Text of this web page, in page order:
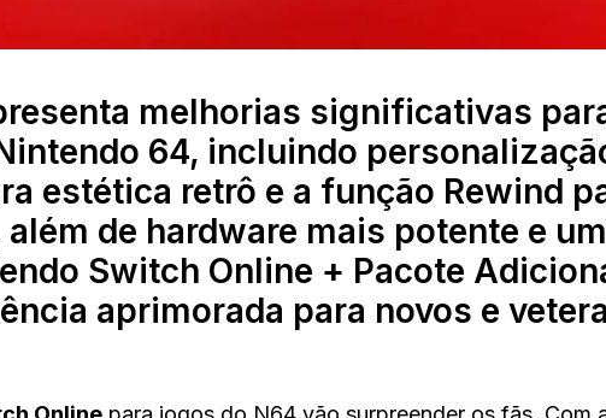
melhorias significativas
64, incluindo
estética retrô e a função Rewind
de hardware mais potente e um
Switch Online + Pacote
aprimorada para novos e